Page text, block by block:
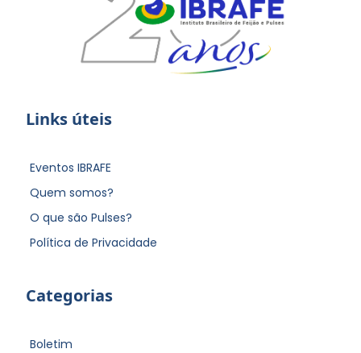
Links úteis
Eventos IBRAFE
Quem somos?
O que são Pulses?
Política de Privacidade
Categorias
Boletim